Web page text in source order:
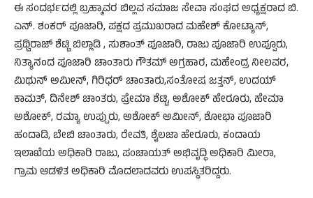
ಈ ಸಂದರ್ಭದಲ್ಲಿ ಬ್ರಹ್ಮಾವರ ಬಿಲ್ಲವ ಸಮಾಜ ಸೇವಾ ಸಂಘದ ಅಧ್ಯಕ್ಷರಾದ ಬಿ.
ಎನ್. ಶಂಕರ್ ಪೂಜಾರಿ, ಪಕ್ಷದ ಪ್ರಮುಖರಾದ ಮಹೇಶ್ ಕೋಟ್ಯಾನ್,
ಪ್ರಥ್ವಿರಾಜ್ ಶೆಟ್ಟಿ ಬಿಲ್ಲಾಡಿ , ಸುಶಾಂತ್ ಪೂಜಾರಿ, ರಾಜು ಪೂಜಾರಿ ಉಪ್ಪೂರು,
ನಿತ್ಯಾನಂದ ಪೂಜಾರಿ ಚಾಂತಾರು ಗೌತಮ್ ಅಗ್ರಹಾರ, ಮಹೇಂದ್ರ ನೀಲವರ,
ಮಿಥುನ್ ಅಮೀನ್, ಗಿರಿಧರ್ ಚಾಂತಾರು,ಸಂತೋಷ ಜತ್ತನ್, ಉದಯ್
ಕಾಮತ್, ದಿನೇಶ್ ಚಾಂತರು, ಪ್ರೇಮಾ ಶೆಟ್ಟಿ, ಅಶೋಕ್ ಹೇರೂರು, ಹೇಮಾ
ಅಶೋಕ್, ರಮ್ಯಾ ಉಪ್ಪುರು, ಅಶೋಕ್ ಅಮೀನ್, ಶೋಭಾ ಪೂಜಾರಿ
ಹಂದಾಡಿ, ಬೇಬಿ ಚಾಂತಾರು, ರೇವತಿ, ಶೈಲಜಾ ಹೇರೂರು, ಕಂದಾಯ
ಇಲಾಖೆಯ ಅಧಿಕಾರಿ ರಾಜು, ಪಂಚಾಯತ್ ಅಭಿವೃದ್ಧಿ ಅಧಿಕಾರಿ ಮೀರಾ,
ಗ್ರಾಮ ಆಡಳಿತ ಅಧಿಕಾರಿ ಮೊದಲಾದವರು ಉಪಸ್ಥಿತರಿದ್ದರು.